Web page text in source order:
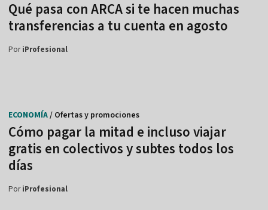
Qué pasa con ARCA si te hacen muchas
transferencias a tu cuenta en agosto
PoriProfesional
Cómo pagar la mitad e incluso viajar
gratis en colectivos y subtes todos los
días
ECONOMÍA/ Ofertas y promociones
PoriProfesional